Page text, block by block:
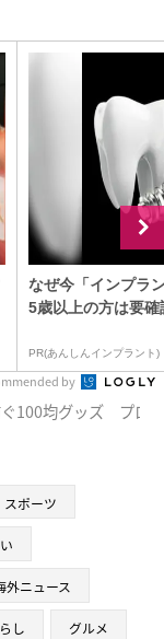
なぜ今「インプラ
5歳以上の方は要
PR(あんしんインプラント)
by
100均グッズ プロ
スポーツ
外ニュース
し グルメ